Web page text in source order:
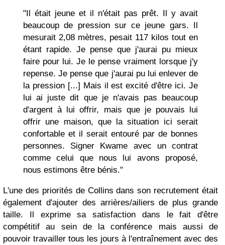
"Il était jeune et il n'était pas prêt. Il y avait
beaucoup de pression sur ce jeune gars. Il
mesurait 2,08 mètres, pesait 117 kilos tout en
étant rapide. Je pense que j'aurai pu mieux
faire pour lui. Je le pense vraiment lorsque j'y
repense. Je pense que j'aurai pu lui enlever de
la pression [...] Mais il est excité d'être ici. Je
lui ai juste dit que je n'avais pas beaucoup
d'argent à lui offrir, mais que je pouvais lui
offrir une maison, que la situation ici serait
confortable et il serait entouré par de bonnes
personnes. Signer Kwame avec un contrat
comme celui que nous lui avons proposé,
nous estimons être bénis."
L'une des priorités de Collins dans son recrutement était
également d'ajouter des arrières/ailiers de plus grande
taille. Il exprime sa satisfaction dans le fait d'être
compétitif au sein de la conférence mais aussi de
pouvoir travailler tous les jours à l'entraînement avec des